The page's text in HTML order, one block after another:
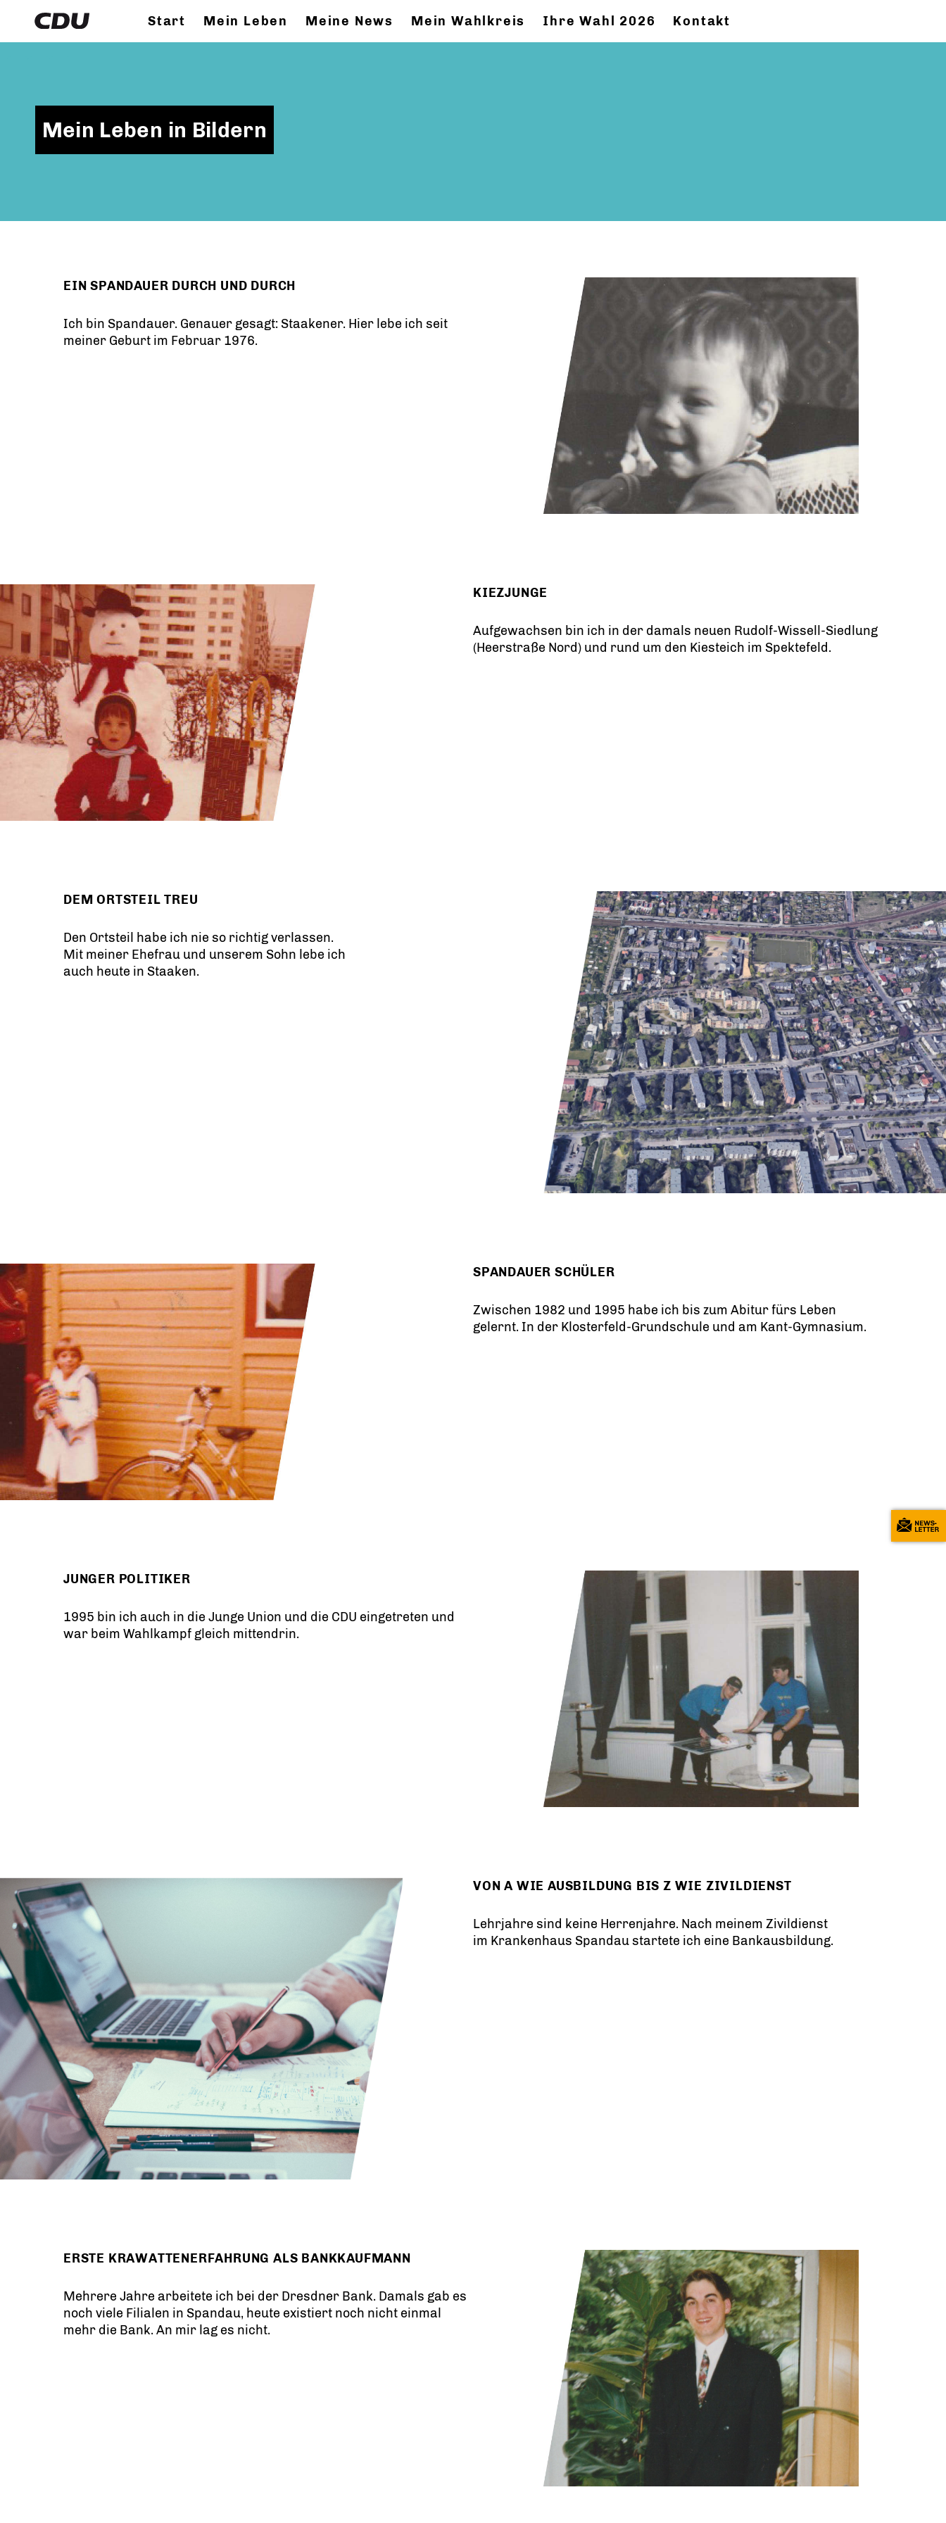
Start Mein Leben Meine News Mein Wahlkreis Ihre Wahl 2026 Kontakt
Mein Leben in Bildern
EIN SPANDAUER DURCH UND DURCH
Ich bin Spandauer. Genauer gesagt: Staakener. Hier lebe ich seit
meiner Geburt im Februar 1976.
KIEZJUNGE
Aufgewachsen bin ich in der damals neuen Rudolf-Wissell-Siedlung
(Heerstraße Nord) und rund um den Kiesteich im Spektefeld.
DEM ORTSTEIL TREU
Den Ortsteil habe ich nie so richtig verlassen.
Mit meiner Ehefrau und unserem Sohn lebe ich
auch heute in Staaken.
SPANDAUER SCHÜLER
Zwischen 1982 und 1995 habe ich bis zum Abitur fürs Leben
gelernt. In der Klosterfeld-Grundschule und am Kant-Gymnasium.
JUNGER POLITIKER
1995 bin ich auch in die Junge Union und die CDU eingetreten und
war beim Wahlkampf gleich mittendrin.
VON A WIE AUSBILDUNG BIS Z WIE ZIVILDIENST
Lehrjahre sind keine Herrenjahre. Nach meinem Zivildienst
im Krankenhaus Spandau startete ich eine Bankausbildung.
ERSTE KRAWATTENERFAHRUNG ALS BANKKAUFMANN
Mehrere Jahre arbeitete ich bei der Dresdner Bank. Damals gab es
noch viele Filialen in Spandau, heute existiert noch nicht einmal
mehr die Bank. An mir lag es nicht.